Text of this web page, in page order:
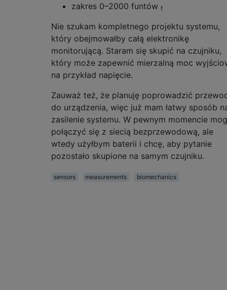
zakres 0–2000 funtów f
Nie szukam kompletnego projektu systemu,
który obejmowałby całą elektronikę
monitorującą. Staram się skupić na czujniku,
który może zapewnić mierzalną moc
na przykład napięcie.
Zauważ też, że planuję poprowadzić
do urządzenia, więc już mam łatwy sposób
zasilenie systemu. W pewnym momencie
połączyć się z siecią bezprzewodową, ale
wtedy użyłbym baterii i chcę, aby pytanie
pozostało skupione na samym czujniku.
sensors measurements biomechanics